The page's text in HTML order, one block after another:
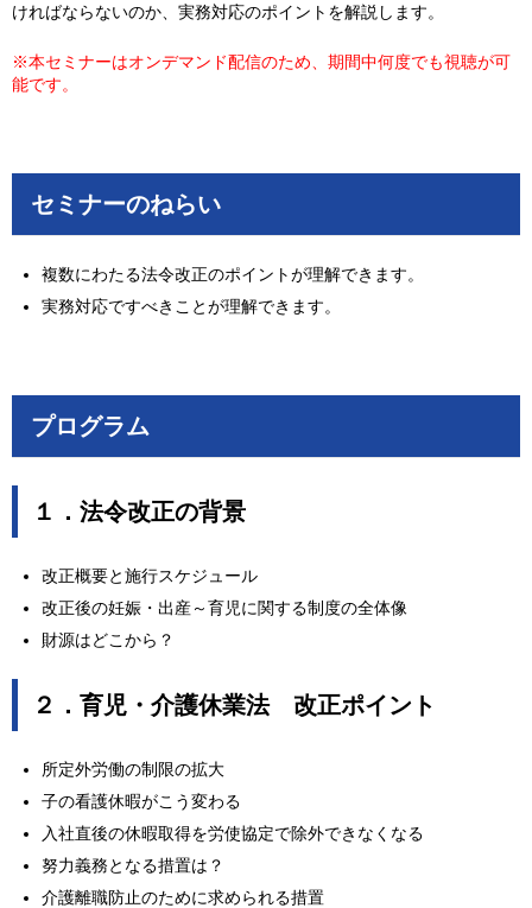
ければならないのか、実務対応のポイントを解説します。
※本セミナーはオンデマンド配信のため、期間中何度でも視聴が可
能です。
セミナーのねらい
複数にわたる法令改正のポイントが理解できます。
実務対応ですべきことが理解できます。
プログラム
１．法令改正の背景
改正概要と施行スケジュール
改正後の妊娠・出産～育児に関する制度の全体像
財源はどこから？
２．育児・介護休業法 改正ポイント
所定外労働の制限の拡大
子の看護休暇がこう変わる
入社直後の休暇取得を労使協定で除外できなくなる
努力義務となる措置は？
介護離職防止のために求められる措置